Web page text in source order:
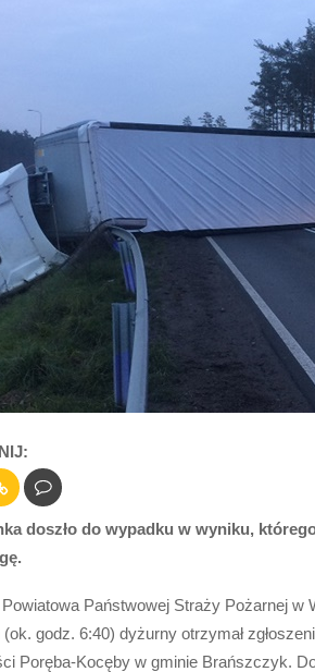
doszło do wypadku w wyniku,
Państwowej Straży Pożarnej w
godz. 6:40) dyżurny otrzymał
Poręba-Kocęby w gminie Brańszczyk.